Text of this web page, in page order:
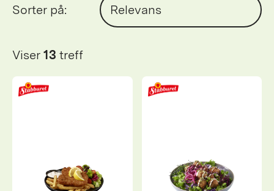
Viser 13 treff
Sorter på: Relevans